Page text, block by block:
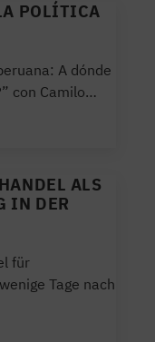
POLÍTICA
A dónde
con Camilo…
ALS
IN DER
für
Tage nach